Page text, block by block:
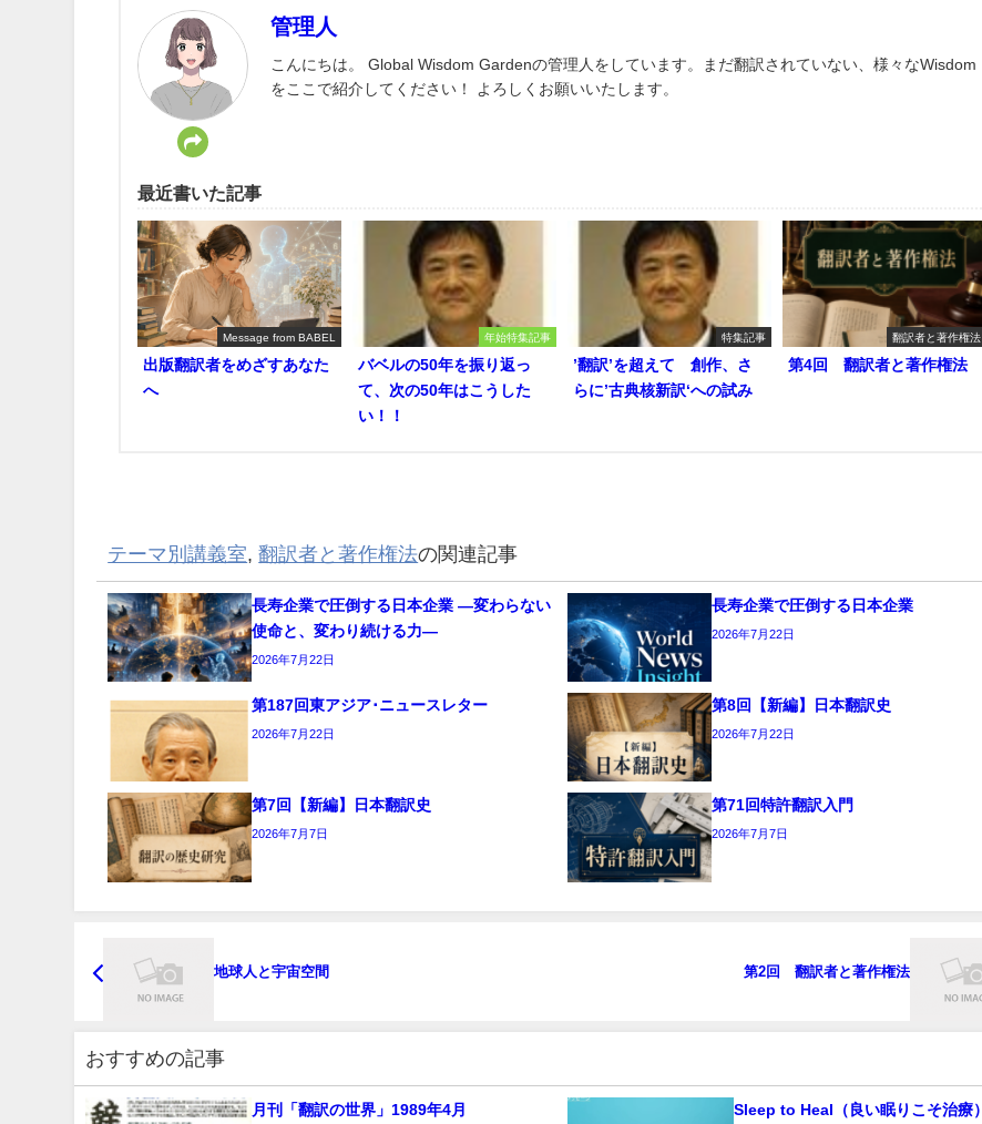
管理人
こんにちは。 Global Wisdom Gardenの管理人をしています。まだ翻訳されていない、様々なWisdom
をここで紹介してください！ よろしくお願いいたします。
最近書いた記事
Message from BABEL
出版翻訳者をめざすあなた
へ
年始特集記事
バベルの50年を振り返っ
て、次の50年はこうした
い！！
特集記事
’翻訳’を超えて 創作、さ
らに’古典核新訳‘への試み
翻訳者と著作権法
第4回 翻訳者と著作権法
テーマ別講義室,翻訳者と著作権法の関連記事
長寿企業で圧倒する日本企業 ―変わらない
使命と、変わり続ける力―
2026年7月22日
長寿企業で圧倒する日本企業
2026年7月22日
第187回東アジア･ニュースレター
2026年7月22日
第8回【新編】日本翻訳史
2026年7月22日
第7回【新編】日本翻訳史
2026年7月7日
第71回特許翻訳入門
2026年7月7日
地球人と宇宙空間 第2回 翻訳者と著作権法
おすすめの記事
月刊「翻訳の世界」1989年4月 Sleep to Heal（良い眠りこそ治療）